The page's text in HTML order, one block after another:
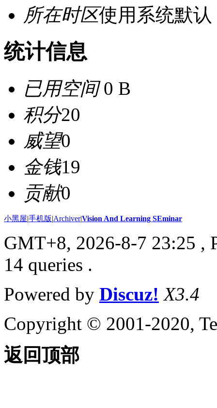
所在时区使用系统默认
统计信息
已用空间0 B
积分20
威望0
金钱19
贡献0
小黑屋|手机版|Archiver|Vision And Learning SEminar
GMT+8, 2026-8-7 23:25 ,
14 queries .
Powered by Discuz! X3.4
Copyright © 2001-2020,
返回顶部